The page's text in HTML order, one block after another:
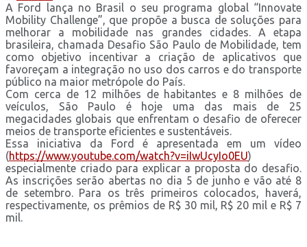
A Ford lança no Brasil o seu programa global “Innovate
Mobility Challenge”, que propõe a busca de soluções para
melhorar a mobilidade nas grandes cidades. A etapa
brasileira, chamada Desafio São Paulo de Mobilidade, tem
como objetivo incentivar a criação de aplicativos que
favoreçam a integração no uso dos carros e do transporte
público na maior metrópole do País.
Com cerca de 12 milhões de habitantes e 8 milhões de
veículos, São Paulo é hoje uma das mais de 25
megacidades globais que enfrentam o desafio de oferecer
meios de transporte eficientes e sustentáveis.
Essa iniciativa da Ford é apresentada em um vídeo
(https://www.youtube.com/watch?v=iIwUcyIo0EU)
especialmente criado para explicar a proposta do desafio.
As inscrições serão abertas no dia 5 de junho e vão até 8
de setembro. Para os três primeiros colocados, haverá,
respectivamente, os prêmios de R$ 30 mil, R$ 20 mil e R$ 7
mil.